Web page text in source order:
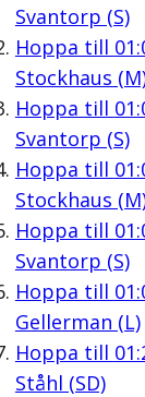
Svantorp (S)
Hoppa till
Stockhaus
Hoppa till
Svantorp (S)
Hoppa till
Stockhaus
Hoppa till
Svantorp (S)
Hoppa till
Gellerman (L)
Hoppa till
Ståhl (SD)